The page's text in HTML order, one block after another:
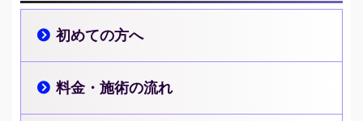
初めての方へ
料金・施術の流れ